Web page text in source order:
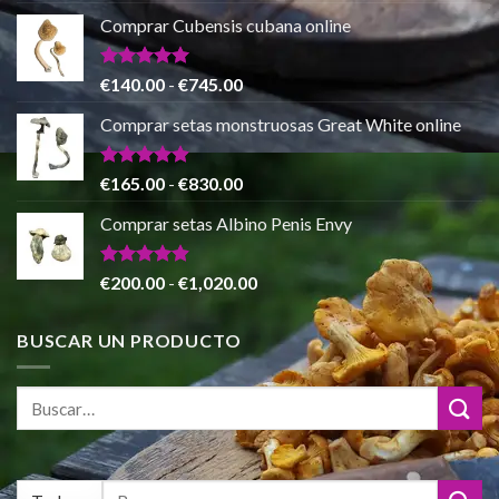
de 5
precio
original
era:
€80.00.
precio
actual
€55.00.
Comprar Cubensis cubana online
Valorado
con
5.00
de 5
€140.00-€745.00Rango
de
precios:
desde
€140.00
hasta
€745.00
Comprar setas monstruosas Great White online
Valorado
de 5
€165.00 - €830.00Rango
precios:
€165.00
€830.00
Comprar setas Albino Penis Envy
Valorado
€200.00 - €1,020.00Rango
precios:
desde
€200.00
BUSCAR UN PRODUCTO
Buscar